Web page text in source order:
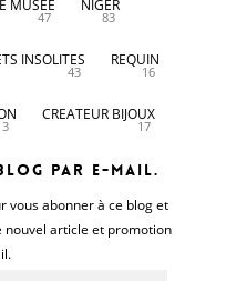
MUSEE
47
NIGER
83
INSOLITES
43
REQUIN
16
3
CREATEUR BIJOUX
17
par e-mail.
vous abonner à ce blog et
nouvel article et promotion